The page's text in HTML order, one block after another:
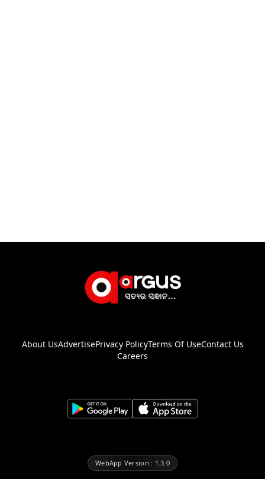
About UsAdvertisePrivacy PolicyTerms Of UseContact Us
Careers
WebApp Version : 1.3.0